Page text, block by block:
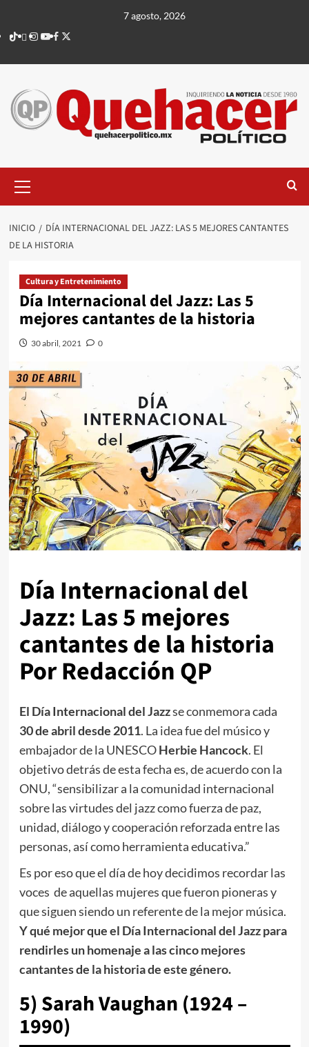
contenido
7 agosto, 2026
TikTok
threads
Instagram
Youtube
Facebook
X
principal
INICIO
DÍA INTERNACIONAL DEL JAZZ: LAS 5 MEJORES CANTANTES
DE LA HISTORIA
Cultura y Entretenimiento
Día Internacional del Jazz: Las 5
mejores cantantes de la historia
30 abril, 2021 0
Día Internacional del
Jazz: Las 5 mejores
cantantes de la historia
Por Redacción QP
El Día Internacional del Jazzse conmemora cada
30 de abril desde 2011. La idea fue del músico y
embajador de la UNESCOHerbie Hancock. El
objetivo detrás de esta fecha es, de acuerdo con la
ONU, “sensibilizar a la comunidad internacional
sobre las virtudes del jazz como fuerza de paz,
unidad, diálogo y cooperación reforzada entre las
personas, así como herramienta educativa.”
Es por eso que el día de hoy decidimos recordar las
voces de aquellas mujeres que fueron pioneras y
que siguen siendo un referente de la mejor música.
Y qué mejor que el Día Internacional del Jazz para
rendirles un homenaje a las cinco mejores
cantantes de la historia de este género.
5) Sarah Vaughan (1924 –
1990)